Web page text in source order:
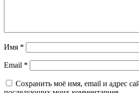
Имя *
Email *
Сохранить моё имя, email и адрес